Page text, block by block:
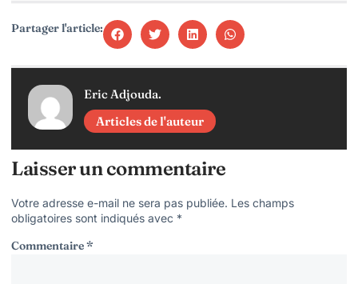
Partager l'article:
Eric Adjouda.
Articles de l'auteur
Laisser un commentaire
Votre adresse e-mail ne sera pas publiée. Les champs
obligatoires sont indiqués avec *
Commentaire*